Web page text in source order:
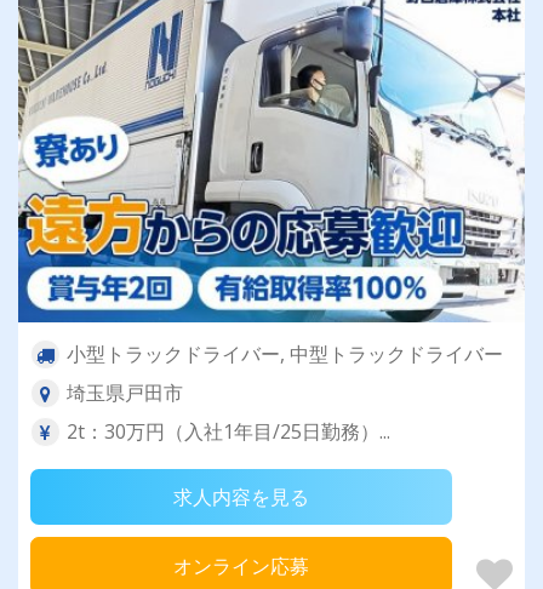
小型トラックドライバー, 中型トラックドライバー
埼玉県戸田市
2t：30万円（入社1年目/25日勤務）...
求人内容を見る
オンライン応募